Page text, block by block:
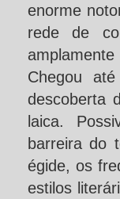
enorme
rede de
Chegou
descoberta
laica.
barreira do
égide, os
estilos